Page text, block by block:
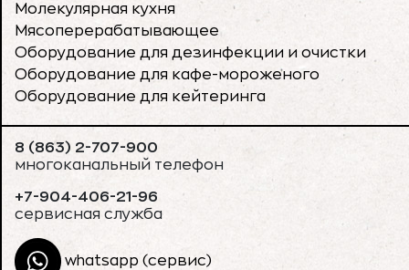
Молекулярная кухня
Мясоперерабатывающее
Оборудование для дезинфекции и очистки
Оборудование для кафе-мороженого
Оборудование для кейтеринга
8 (863) 2-707-900
многоканальный телефон
+7-904-406-21-96
сервисная служба
whatsapp (сервис)